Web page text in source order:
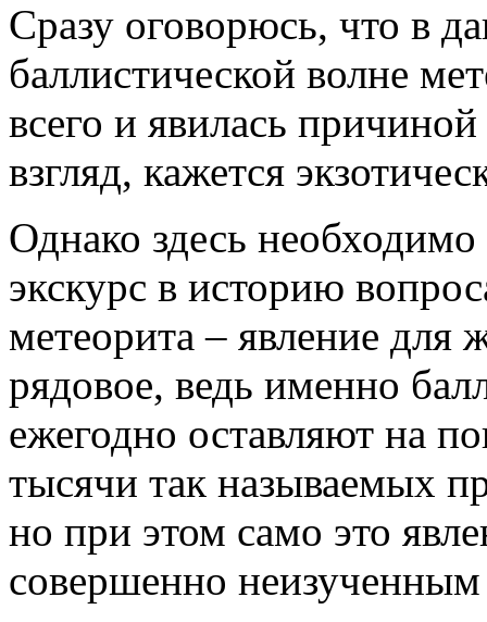
Сразу оговорюсь, что в
баллистической волне
всего и явилась
взгляд, кажется
Однако здесь
экскурс в историю
метеорита – явление для
рядовое, ведь именно
ежегодно оставляют на
тысячи так называемых
но при этом само это
совершенно